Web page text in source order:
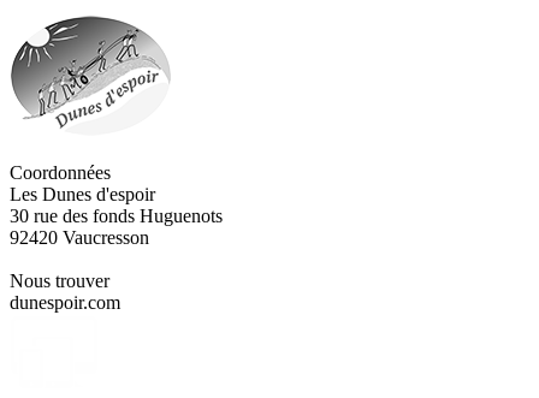
Coordonnées
Les Dunes d'espoir
30 rue des fonds Huguenots
92420 Vaucresson
Nous trouver
dunespoir.com